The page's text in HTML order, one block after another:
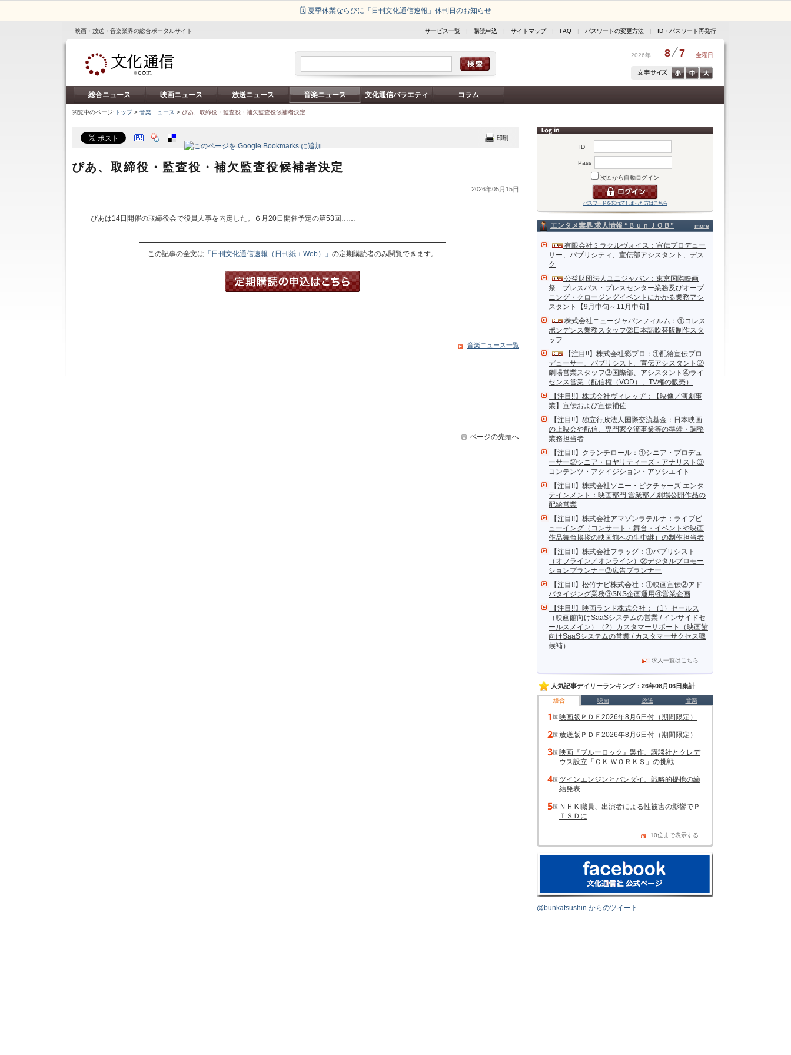
🗓️ 夏季休業ならびに「日刊文化通信速報」休刊日のお知らせ
映画・放送・音楽業界の総合ポータルサイト サービス一覧 | 購読申込 | サイトマップ| FAQ | パスワードの変更方法 | ID・パスワード再発行
2026年 8 7 金曜日
総合ニュース 映画ニュース 放送ニュース 音楽ニュース 文化通信バラエティ コラム
閲覧中のページ: トップ> 音楽ニュース > ぴあ、取締役・監査役・補欠監査役候補者決定
ID
Pass
次回から自動ログイン
パスワードを忘れてしまった方はこちら
more
エンタメ業界 求人情報 “ＢｕｎＪＯＢ”
有限会社ミラクルヴォイス：宣伝プロデュー
サー、パブリシティ、宣伝部アシスタント、デス
ク
公益財団法人ユニジャパン：東京国際映画
祭 プレスパス・プレスセンター業務及びオープ
ニング・クロージングイベントにかかる業務アシ
スタント【9月中旬～11月中旬】
株式会社ニュージャパンフィルム：①コレス
ポンデンス業務スタッフ②日本語吹替版制作スタ
ッフ
【注目!!】株式会社彩プロ：①配給宣伝プロ
デューサー、パブリシスト、宣伝アシスタント②
劇場営業スタッフ③国際部、アシスタント④ライ
センス営業（配信権（VOD）、TV権の販売）
【注目!!】株式会社ヴィレッヂ：【映像／演劇事
業】宣伝および宣伝補佐
【注目!!】独立行政法人国際交流基金：日本映画
の上映会や配信、専門家交流事業等の準備・調整
業務担当者
【注目!!】クランチロール：①シニア・プロデュ
ーサー②シニア・ロヤリティーズ・アナリスト③
コンテンツ・アクイジション・アソシエイト
【注目!!】株式会社ソニー・ピクチャーズ エンタ
テインメント：映画部門 営業部／劇場公開作品の
配給営業
【注目!!】株式会社アマゾンラテルナ：ライブビ
ューイング（コンサート・舞台・イベントや映画
作品舞台挨拶の映画館への生中継）の制作担当者
【注目!!】株式会社フラッグ：①パブリシスト
（オフライン／オンライン）②デジタルプロモー
ションプランナー③広告プランナー
【注目!!】松竹ナビ株式会社：①映画宣伝②アド
バタイジング業務③SNS企画運用④営業企画
【注目!!】映画ランド株式会社：（1）セールス
（映画館向けSaaSシステムの営業 / インサイドセ
ールスメイン）（2）カスタマーサポート（映画館
向けSaaSシステムの営業 / カスタマーサクセス職
候補）
求人一覧はこちら
人気記事デイリーランキング：26年08月06日集計
総合 映画 放送 音楽
映画版ＰＤＦ2026年8月6日付（期間限定）
放送版ＰＤＦ2026年8月6日付（期間限定）
映画『ブルーロック』製作、講談社とクレデ
ウス設立「ＣＫ ＷＯＲＫＳ」の挑戦
ツインエンジンとバンダイ、戦略的提携の締
結発表
ＮＨＫ職員、出演者による性被害の影響でＰ
ＴＳＤに
10位まで表示する
@bunkatsushin からのツイート
ぴあ、取締役・監査役・補欠監査役候補者決定
2026年05月15日
ぴあは14日開催の取締役会で役員人事を内定した。６月20日開催予定の第53回……
この記事の全文は 「日刊文化通信速報（日刊紙＋Web）」 の定期購読者のみ閲覧できます。
音楽ニュース一覧
ページの先頭へ